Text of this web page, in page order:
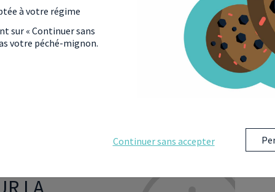
. Seules les gratifications lors de stage
de profiter d’une
réduction d’impôt
à votre régime
sur « Continuer sans
votre péché-mignon.
Continuer sans accepter